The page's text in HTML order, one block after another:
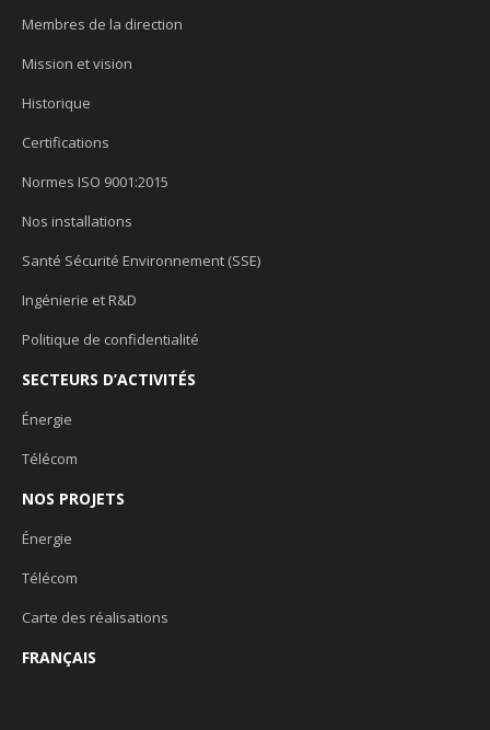
Membres de la direction
Mission et vision
Historique
Certifications
Normes ISO 9001:2015
Nos installations
Santé Sécurité Environnement (SSE)
Ingénierie et R&D
Politique de confidentialité
SECTEURS D’ACTIVITÉS
Énergie
Télécom
NOS PROJETS
Énergie
Télécom
Carte des réalisations
FRANÇAIS